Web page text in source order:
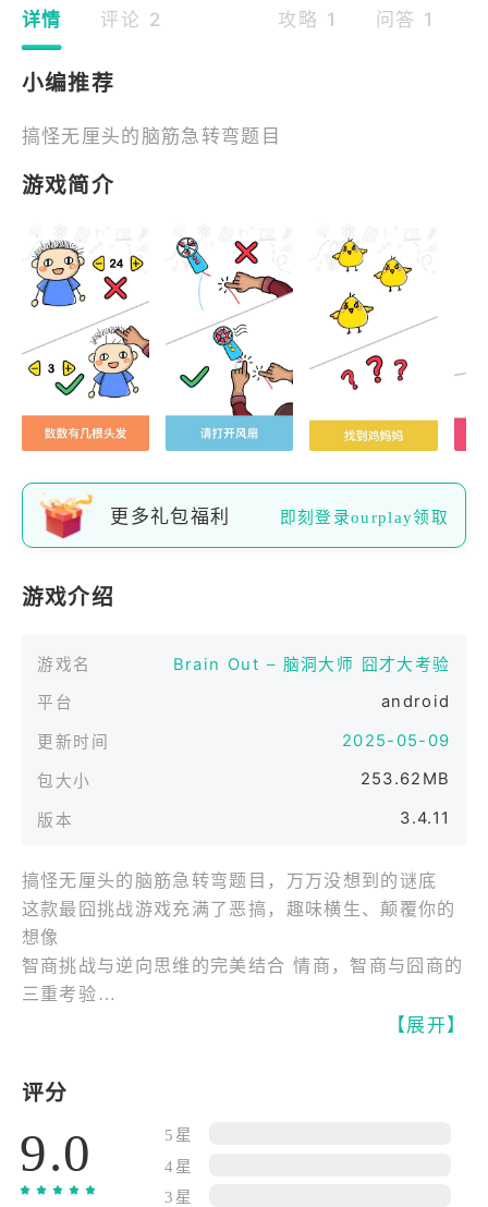
详情 评论 2 攻略 1 问答 1
小编推荐
搞怪无厘头的脑筋急转弯题目
游戏简介
更多礼包福利 即刻登录ourplay领取
游戏介绍
游戏名
Brain Out – 脑洞大师 囧才大考验
平台
android
更新时间 2025-05-09
包大小 253.62MB
版本 3.4.11
搞怪无厘头的脑筋急转弯题目，万万没想到的谜底
这款最囧挑战游戏充满了恶搞，趣味横生、颠覆你的
想像
智商挑战与逆向思维的完美结合 情商，智商与囧商的
三重考验
想要通关？必须打破常规！没有不可能的过关方式，
各种奇奇怪怪的关卡绝对能带给你无限的欢乐！
精彩亮点
不按常理出牌的游戏玩法
轻松简单充满欢乐的的解谜过程
【展开】
评分
9.0
5星
4星
3星